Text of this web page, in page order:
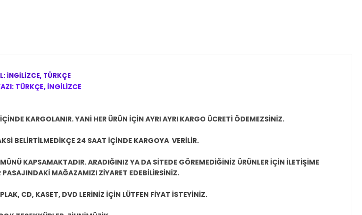
İNGİLİZCE, TÜRKÇE
TÜRKÇE, İNGİLİZCE
KARGOLANIR. YANİ HER ÜRÜN İÇİN AYRI AYRI KARGO ÜCRETİ ÖDEMEZSİNİZ.
BELİRTİLMEDİKÇE 24 SAAT İÇİNDE KARGOYA VERİLİR.
KAPSAMAKTADIR. ARADIĞINIZ YA DA SİTEDE GÖREMEDİĞİNİZ ÜRÜNLER İÇİN İLETİŞİME
MAĞAZAMIZI ZİYARET EDEBİLİRSİNİZ.
CD, KASET, DVD LERİNİZ İÇİN LÜTFEN FİYAT İSTEYİNİZ.